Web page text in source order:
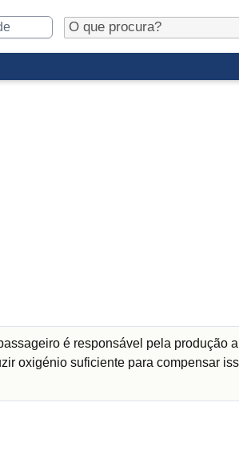
é responsável pela produção
oxigénio suficiente para compensar